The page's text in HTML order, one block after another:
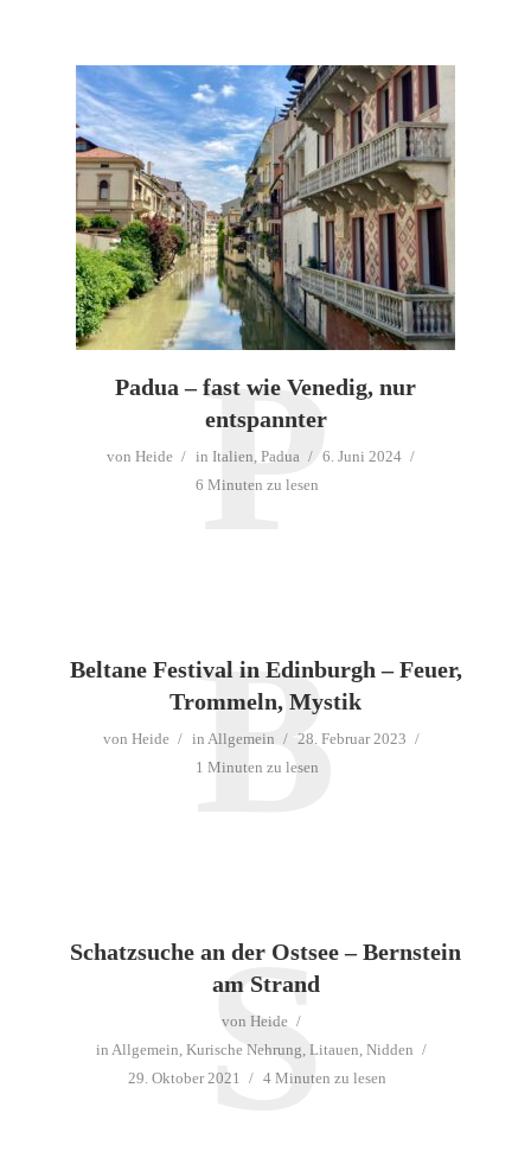
Padua – fast wie Venedig, nur
entspannter
von Heide in Italien, Padua
6. Juni 2024
6 Minuten zu lesen
P
Beltane Festival in Edinburgh – Feuer,
Trommeln, Mystik
von Heide in Allgemein
28. Februar 2023
1 Minuten zu lesen
B
Schatzsuche an der Ostsee – Bernstein
am Strand
von Heide
in Allgemein, Kurische Nehrung, Litauen, Nidden
29. Oktober 2021
4 Minuten zu lesen
S